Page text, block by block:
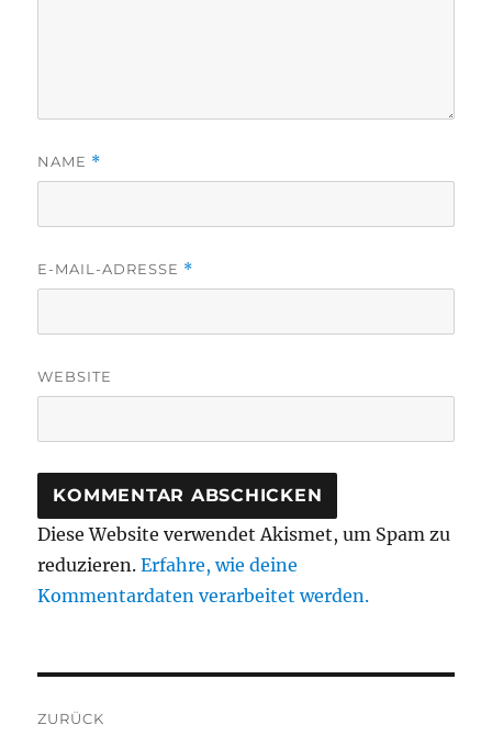
NAME *
E-MAIL-ADRESSE *
WEBSITE
Diese Website verwendet Akismet, um Spam zu
reduzieren.Erfahre, wie deine
Kommentardaten verarbeitet werden.
ZURÜCK